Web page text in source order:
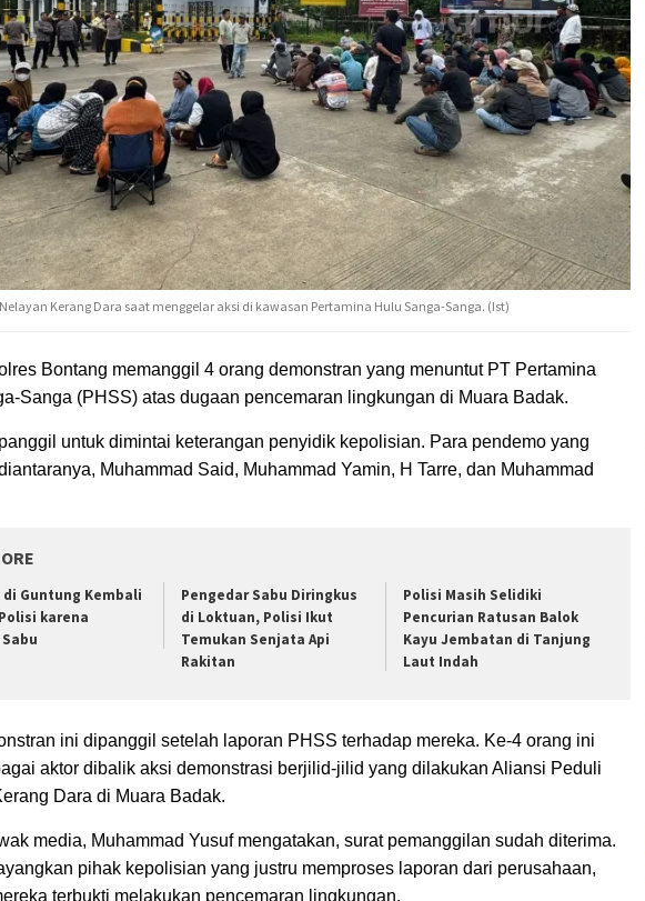
Kerang Dara saat menggelar aksi di kawasan Pertamina Hulu Sanga-Sanga. (Ist)
Bontang memanggil 4 orang demonstran yang menuntut PT Pertamina
Sanga (PHSS) atas dugaan pencemaran lingkungan di Muara Badak.
untuk dimintai keterangan penyidik kepolisian. Para pendemo yang
Muhammad Said, Muhammad Yamin, H Tarre, dan Muhammad
di Guntung Kembali
karena
Pengedar Sabu Diringkus
di Loktuan, Polisi Ikut
Temukan Senjata Api
Rakitan
Polisi Masih Selidiki
Pencurian Ratusan Balok
Kayu Jembatan di Tanjung
Laut Indah
ini dipanggil setelah laporan PHSS terhadap mereka. Ke-4 orang ini
aktor dibalik aksi demonstrasi berjilid-jilid yang dilakukan Aliansi Peduli
Dara di Muara Badak.
media, Muhammad Yusuf mengatakan, surat pemanggilan sudah diterima.
pihak kepolisian yang justru memproses laporan dari perusahaan,
terbukti melakukan pencemaran lingkungan.